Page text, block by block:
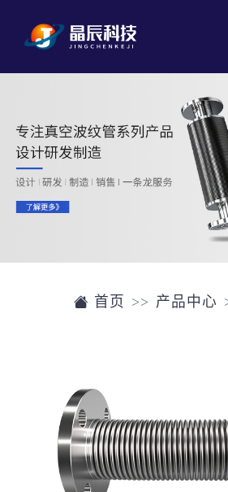
网站首页
产品中心
成型波纹管
焊接波纹管
磁流体
阀门
公司介绍
新闻中心
首页 产品中心